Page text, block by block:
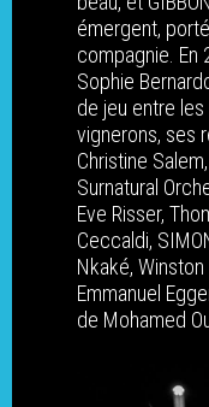
émergent,
compagnie. En
Sophie
de jeu entre
vignerons, ses
Christine
Surnatural
Eve Risser,
Ceccaldi,
Nkaké,
Emmanuel
de Mohamed